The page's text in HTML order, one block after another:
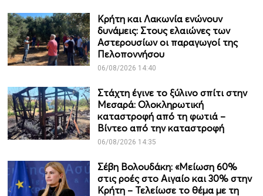
Κρήτη και Λακωνία ενώνουν
δυνάμεις: Στους ελαιώνες των
Αστερουσίων οι παραγωγοί της
Πελοποννήσου
06/08/2026 14:40
Στάχτη έγινε το ξύλινο σπίτι στην
Μεσαρά: Ολοκληρωτική
καταστροφή από τη φωτιά –
Βίντεο από την καταστροφή
06/08/2026 14:35
Σέβη Βολουδάκη: «Μείωση 60%
στις ροές στο Αιγαίο και 30% στην
Κρήτη – Τελείωσε το θέμα με τη